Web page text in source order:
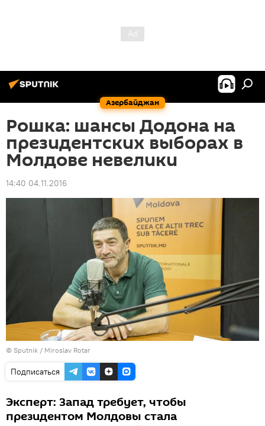
Азербайджан
Рошка: шансы Додона на
президентских выборах в
Молдове невелики
14:40 04.11.2016
© Sputnik / Miroslav Rotar
Подписаться
Эксперт: Запад требует, чтобы
президентом Молдовы стала